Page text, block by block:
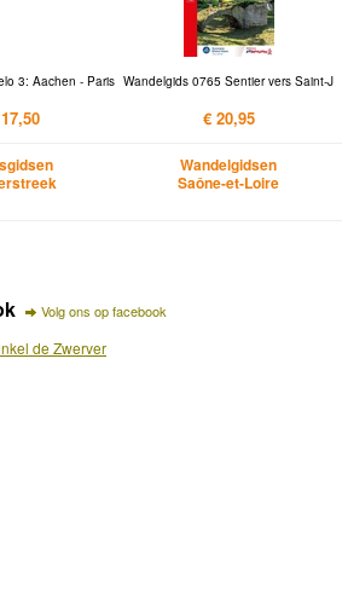
3: Aachen - Paris Wandelgids 0765 Sentier vers Saint-J
€ 20,95
Wandelgidsen
Saône-et-Loire
Volg ons op facebook
de Zwerver